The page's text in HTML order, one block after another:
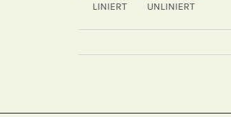
LINIERT UNLINIERT